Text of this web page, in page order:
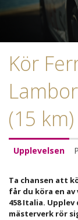
Kör
(15 km)
Upplevelsen
Ta chansen att
får du köra en
458 Italia.
mästerverk rör